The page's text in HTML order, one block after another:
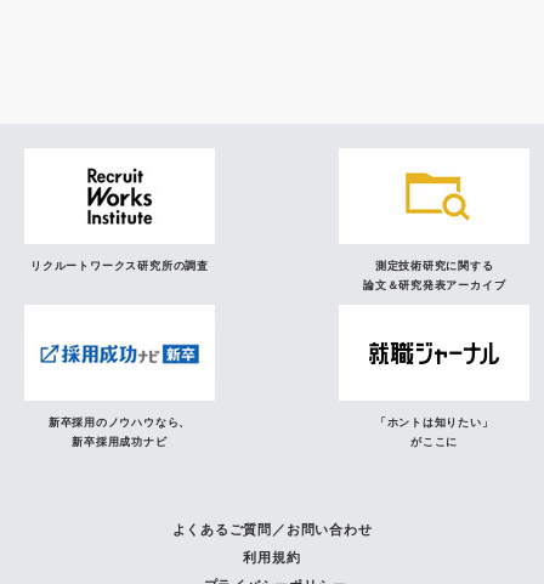
リクルートワークス研究所の調査
測定技術研究に関する
論文＆研究発表アーカイブ
新卒採用のノウハウなら、
新卒採用成功ナビ
「ホントは知りたい」
がここに
よくあるご質問／お問い合わせ
利用規約